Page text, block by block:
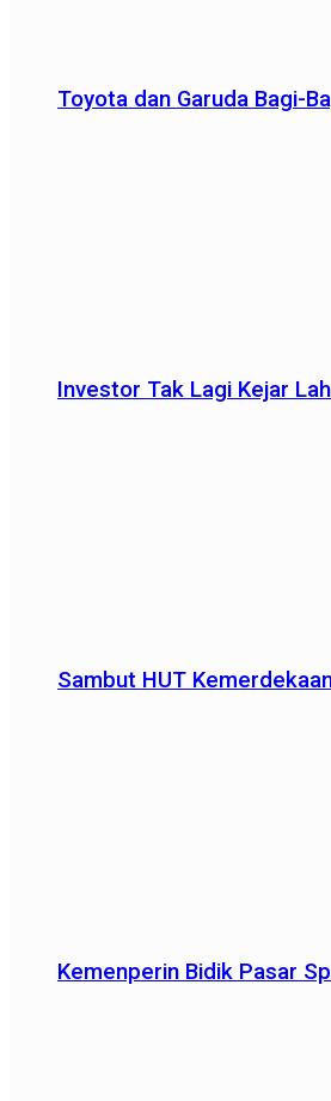
Toyota dan Garuda Bagi-
Investor Tak Lagi Kejar
Sambut HUT
Kemenperin Bidik Pasar